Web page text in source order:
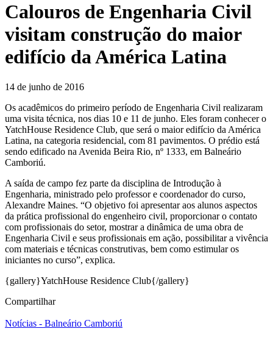
Calouros de Engenharia Civil
visitam construção do maior
edifício da América Latina
14 de junho de 2016
Os acadêmicos do primeiro período de Engenharia Civil realizaram
uma visita técnica, nos dias 10 e 11 de junho. Eles foram conhecer o
YatchHouse Residence Club, que será o maior edifício da América
Latina, na categoria residencial, com 81 pavimentos. O prédio está
sendo edificado na Avenida Beira Rio, nº 1333, em Balneário
Camboriú.
A saída de campo fez parte da disciplina de Introdução à
Engenharia, ministrado pelo professor e coordenador do curso,
Alexandre Maines. “O objetivo foi apresentar aos alunos aspectos
da prática profissional do engenheiro civil, proporcionar o contato
com profissionais do setor, mostrar a dinâmica de uma obra de
Engenharia Civil e seus profissionais em ação, possibilitar a vivência
com materiais e técnicas construtivas, bem como estimular os
iniciantes no curso”, explica.
{gallery}YatchHouse Residence Club{/gallery}
Compartilhar
Notícias - Balneário Camboriú